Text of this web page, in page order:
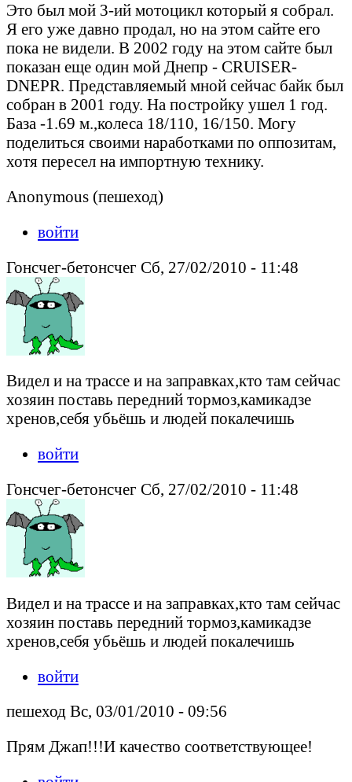
Это был мой 3-ий мотоцикл который я собрал.
Я его уже давно продал, но на этом сайте его
пока не видели. В 2002 году на этом сайте был
показан еще один мой Днепр - CRUISER-
DNEPR. Представляемый мной сейчас байк был
собран в 2001 году. На постройку ушел 1 год.
База -1.69 м.,колеса 18/110, 16/150. Могу
поделиться своими наработками по оппозитам,
хотя пересел на импортную технику.
Anonymous (пешеход)
войти
Гонсчег-бетонсчег Сб, 27/02/2010 - 11:48
Видел и на трассе и на заправках,кто там сейчас
хозяин поставь передний тормоз,камикадзе
хренов,себя убьёшь и людей покалечишь
войти
Гонсчег-бетонсчег Сб, 27/02/2010 - 11:48
Видел и на трассе и на заправках,кто там сейчас
хозяин поставь передний тормоз,камикадзе
хренов,себя убьёшь и людей покалечишь
войти
пешеход Вс, 03/01/2010 - 09:56
Прям Джап!!!И качество соответствующее!